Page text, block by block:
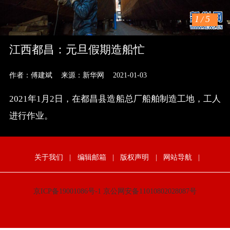
1 /5
江西都昌：元旦假期造船忙
作者：傅建斌 来源：新华网 2021-01-03
2021年1月2日，在都昌县造船总厂船舶制造工地，工人
进行作业。
关于我们 | 编辑邮箱 | 版权声明 | 网站导航 |
京ICP备19001086号-1 京公网安备11010802028087号